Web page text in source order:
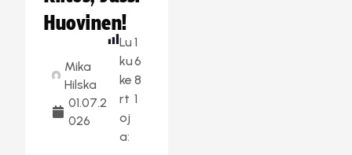
Huovinen!
Mika
Hilska
01.07.2
026
Lu
ku
ke
rt
oj
a:
1
6
8
1